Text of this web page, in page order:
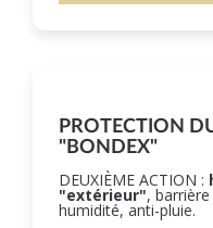
PROTECTION
"BONDEX"
DEUXIÈME ACTION :
"extérieur",
humidité, anti-pluie.